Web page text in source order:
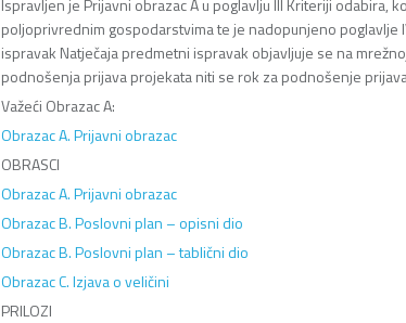
Ispravljen je Prijavni obrazac A u poglavlju III Kriteriji odabira,
poljoprivrednim gospodarstvima te je nadopunjeno poglavlje
ispravak Natječaja predmetni ispravak objavljuje se na
podnošenja prijava projekata niti se rok za podnošenje
Važeći Obrazac A:
Obrazac A. Prijavni obrazac
OBRASCI
Obrazac A. Prijavni obrazac
Obrazac B. Poslovni plan – opisni dio
Obrazac B. Poslovni plan – tablični dio
Obrazac C. Izjava o veličini
PRILOZI